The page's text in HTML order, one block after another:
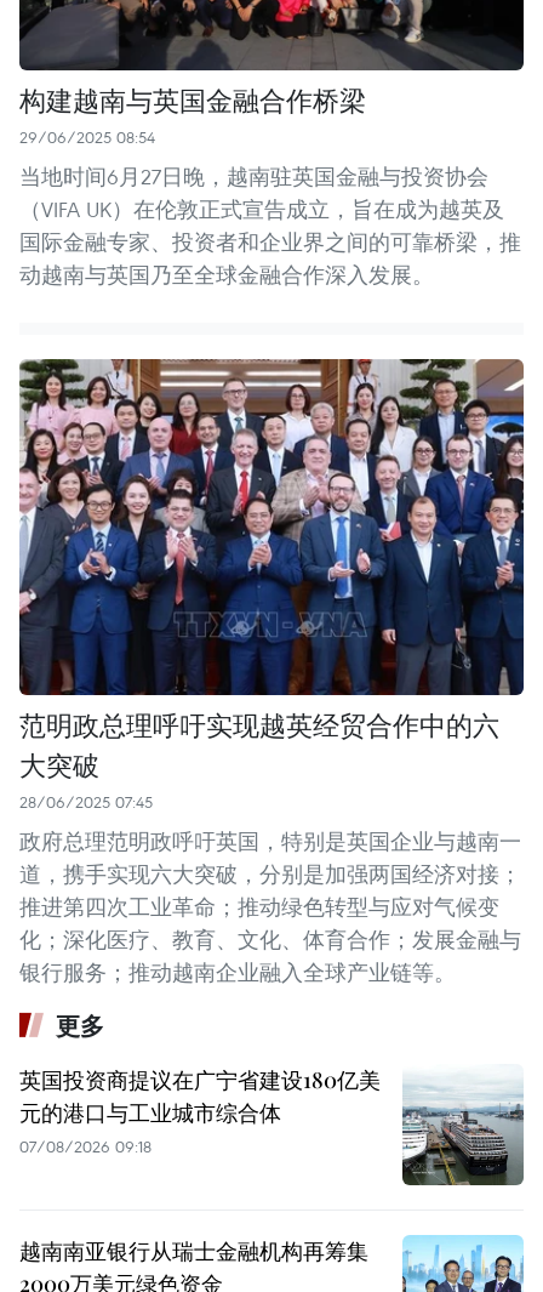
构建越南与英国金融合作桥梁
29/06/2025 08:54
当地时间6月27日晚，越南驻英国金融与投资协会
（VIFA UK）在伦敦正式宣告成立，旨在成为越英及
国际金融专家、投资者和企业界之间的可靠桥梁，推
动越南与英国乃至全球金融合作深入发展。
范明政总理呼吁实现越英经贸合作中的六
大突破
28/06/2025 07:45
政府总理范明政呼吁英国，特别是英国企业与越南一
道，携手实现六大突破，分别是加强两国经济对接；
推进第四次工业革命；推动绿色转型与应对气候变
化；深化医疗、教育、文化、体育合作；发展金融与
银行服务；推动越南企业融入全球产业链等。
更多
英国投资商提议在广宁省建设180亿美
元的港口与工业城市综合体
07/08/2026 09:18
越南南亚银行从瑞士金融机构再筹集
2000万美元绿色资金